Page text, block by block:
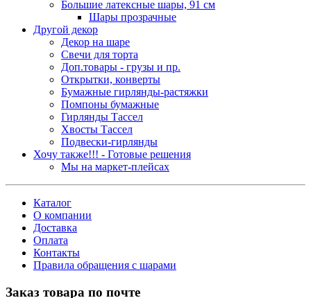
Большие латексные шары, 91 см
Шары прозрачные
Другой декор
Декор на шаре
Свечи для торта
Доп.товары - грузы и пр.
Открытки, конверты
Бумажные гирлянды-растяжки
Помпоны бумажные
Гирлянды Тассел
Хвосты Тассел
Подвески-гирлянды
Хочу также!!! - Готовые решения
Мы на маркет-плейсах
Каталог
О компании
Доставка
Оплата
Контакты
Правила обращения с шарами
Заказ товара по почте